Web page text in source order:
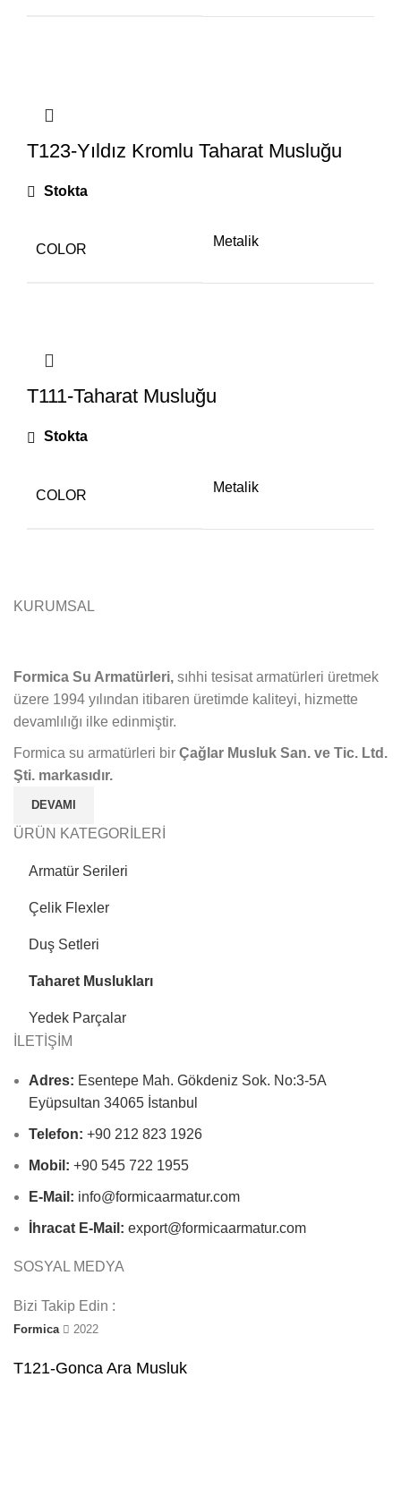
T123-Yıldız Kromlu Taharat Musluğu
Stokta
COLOR
Metalik
T111-Taharat Musluğu
Stokta
COLOR
Metalik
KURUMSAL
Formica Su Armatürleri, sıhhi tesisat armatürleri üretmek
üzere 1994 yılından itibaren üretimde kaliteyi, hizmette
devamlılığı ilke edinmiştir.
Formica su armatürleri bir Çağlar Musluk San. ve Tic. Ltd.
Şti. markasıdır.
DEVAMI
ÜRÜN KATEGORİLERİ
Armatür Serileri
Çelik Flexler
Duş Setleri
Taharet Muslukları
Yedek Parçalar
İLETİŞİM
Adres: Esentepe Mah. Gökdeniz Sok. No:3-5A
Eyüpsultan 34065 İstanbul
Telefon: +90 212 823 1926
Mobil: +90 545 722 1955
E-Mail: info@formicaarmatur.com
İhracat E-Mail: export@formicaarmatur.com
SOSYAL MEDYA
Bizi Takip Edin :
Formica 2022
T121-Gonca Ara Musluk